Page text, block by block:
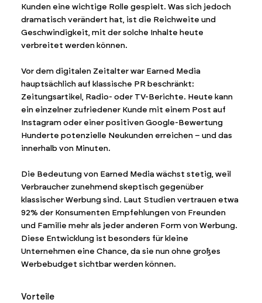
Kunden eine wichtige Rolle gespielt. Was sich jedoch
dramatisch verändert hat, ist die Reichweite und
Geschwindigkeit, mit der solche Inhalte heute
verbreitet werden können.
Vor dem digitalen Zeitalter war Earned Media
hauptsächlich auf klassische PR beschränkt:
Zeitungsartikel, Radio- oder TV-Berichte. Heute kann
ein einzelner zufriedener Kunde mit einem Post auf
Instagram oder einer positiven Google-Bewertung
Hunderte potenzielle Neukunden erreichen – und das
innerhalb von Minuten.
Die Bedeutung von Earned Media wächst stetig, weil
Verbraucher zunehmend skeptisch gegenüber
klassischer Werbung sind. Laut Studien vertrauen etwa
92% der Konsumenten Empfehlungen von Freunden
und Familie mehr als jeder anderen Form von Werbung.
Diese Entwicklung ist besonders für kleine
Unternehmen eine Chance, da sie nun ohne großes
Werbebudget sichtbar werden können.
Vorteile